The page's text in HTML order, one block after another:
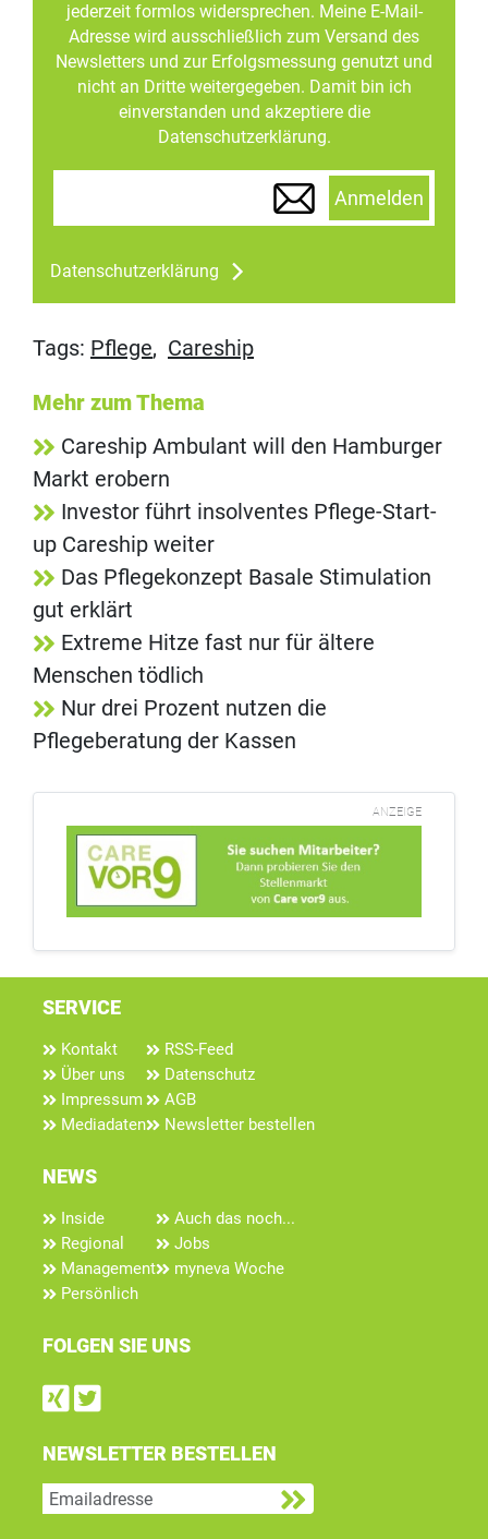
jederzeit formlos widersprechen. Meine E-Mail-
Adresse wird ausschließlich zum Versand des
Newsletters und zur Erfolgsmessung genutzt und
nicht an Dritte weitergegeben. Damit bin ich
einverstanden und akzeptiere die
Datenschutzerklärung.
Anmelden
Datenschutzerklärung
Tags: Pflege, Careship
Mehr zum Thema
Careship Ambulant will den Hamburger
Markt erobern
Investor führt insolventes Pflege-Start-
up Careship weiter
Das Pflegekonzept Basale Stimulation
gut erklärt
Extreme Hitze fast nur für ältere
Menschen tödlich
Nur drei Prozent nutzen die
Pflegeberatung der Kassen
ANZEIGE
SERVICE
Kontakt
Über uns
Impressum
Mediadaten
RSS-Feed
Datenschutz
AGB
Newsletter bestellen
NEWS
Inside
Regional
Management
Persönlich
Auch das noch...
Jobs
myneva Woche
FOLGEN SIE UNS
Find us on Xing
Follow us on Twitter
NEWSLETTER BESTELLEN